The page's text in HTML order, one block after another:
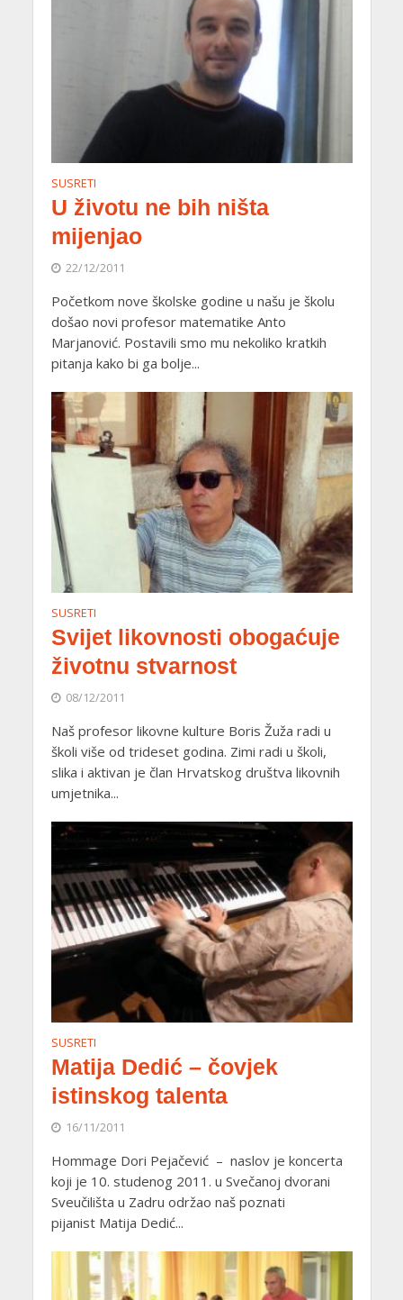
SUSRETI
U životu ne bih ništa
mijenjao
22/12/2011
Početkom nove školske godine u našu je školu
došao novi profesor matematike Anto
Marjanović. Postavili smo mu nekoliko kratkih
pitanja kako bi ga bolje...
SUSRETI
Svijet likovnosti obogaćuje
životnu stvarnost
08/12/2011
Naš profesor likovne kulture Boris Žuža radi u
školi više od trideset godina. Zimi radi u školi,
slika i aktivan je član Hrvatskog društva likovnih
umjetnika...
SUSRETI
Matija Dedić – čovjek
istinskog talenta
16/11/2011
Hommage Dori Pejačević – naslov je koncerta
koji je 10. studenog 2011. u Svečanoj dvorani
Sveučilišta u Zadru održao naš poznati
pijanist Matija Dedić...